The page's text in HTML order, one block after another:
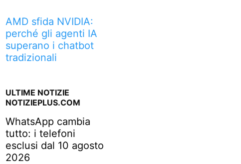
AMD sfida NVIDIA:
perché gli agenti IA
superano i chatbot
tradizionali
ULTIME NOTIZIE
NOTIZIEPLUS.COM
WhatsApp cambia
tutto: i telefoni
esclusi dal 10 agosto
2026